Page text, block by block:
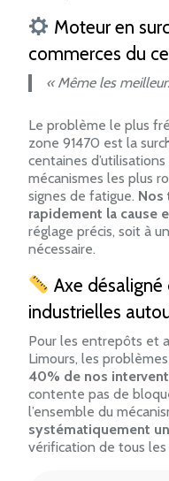
Moteur en
commerces du
« Même les
Le problème le plus
zone 91470 est la
centaines
mécanismes les plus
signes de fatigue. Nos
rapidement la cause
réglage précis, soit à
nécessaire.
Axe désaligné
industrielles
Pour les entrepôts et
Limours, les
40% de nos
contente pas de
l’ensemble du
systématiquement
vérification de tous les